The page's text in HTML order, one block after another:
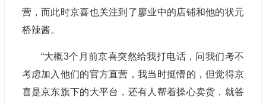
营，而此时京喜也关注到了廖业中的店铺和他的状元
桥辣酱。
“大概3个月前京喜突然给我打电话，问我们考不
考虑加入他们的官方直营，我当时挺懵的，但觉得京
喜是京东旗下的大平台，还有人帮着操心卖货，就答